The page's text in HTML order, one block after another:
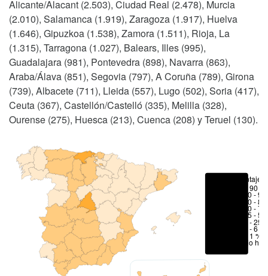
Alicante/Alacant (2.503), Ciudad Real (2.478), Murcia
(2.010), Salamanca (1.919), Zaragoza (1.917), Huelva
(1.646), Gipuzkoa (1.538), Zamora (1.511), Rioja, La
(1.315), Tarragona (1.027), Balears, Illes (995),
Guadalajara (981), Pontevedra (898), Navarra (863),
Araba/Álava (851), Segovia (797), A Coruña (789), Girona
(739), Albacete (711), Lleida (557), Lugo (502), Soria (417),
Ceuta (367), Castellón/Castelló (335), Melilla (328),
Ourense (275), Huesca (213), Cuenca (208) y Teruel (130).
Porcentajes
> 90 %
80 -
70 -
50 -
25 -
6 - 25
1 - 6 %
< 1 %
No hay